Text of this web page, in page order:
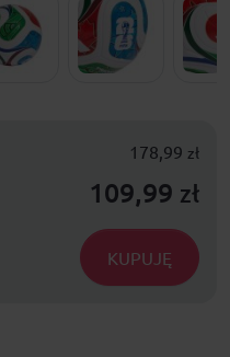
178,99 zł
109,99 zł
KUPUJĘ